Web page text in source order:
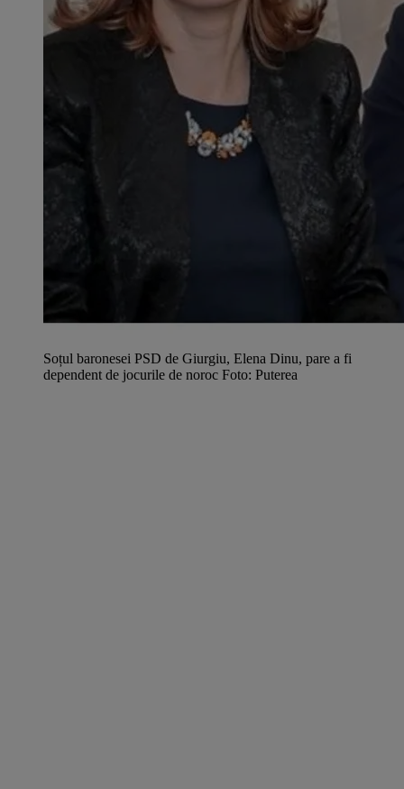
Soțul baronesei PSD de Giurgiu, Elena Dinu, pare a fi
dependent de jocurile de noroc Foto: Puterea